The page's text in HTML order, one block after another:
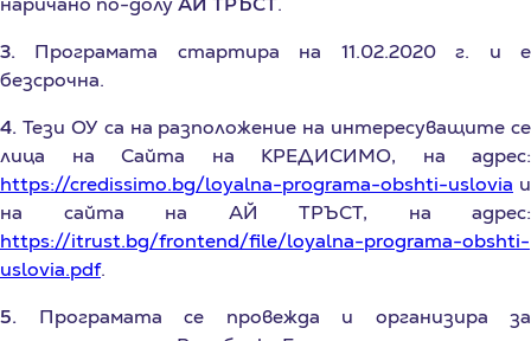
3.Програмата стартира на 11.02.2020 г. и е
безсрочна.
4.Тези ОУ са на разположение на интересуващите се
лица на Сайта на КРЕДИСИМО, на адрес:
https://credissimo.bg/loyalna-programa-obshti-uslovia
на сайта на АЙ ТРЪСТ, на адрес:
https://itrust.bg/frontend/file/loyalna-programa-obshti-
uslovia.pdf
5.Програмата се провежда и организира за
територията на Република България.